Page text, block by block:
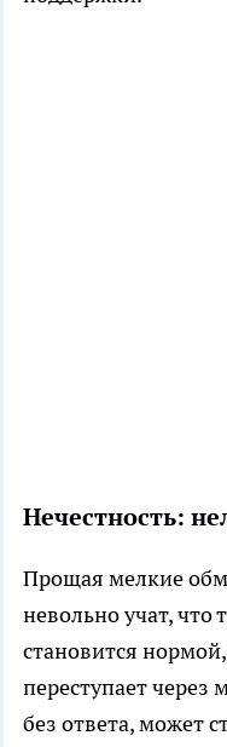
Нечестность:
Прощая мелкие
невольно учат, что
становится
переступает через
без ответа, может